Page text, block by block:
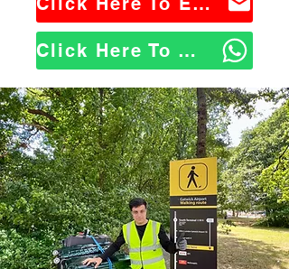
Click Here To WhatsApp Us